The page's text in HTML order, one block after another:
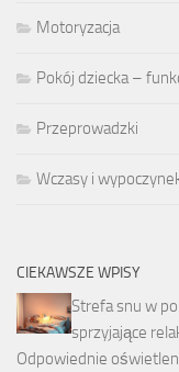
Motoryzacja
Pokój dziecka –
Przeprowadzki
Wczasy i
CIEKAWSZE WPISY
Strefa snu w
sprzyjające
Odpowiednie